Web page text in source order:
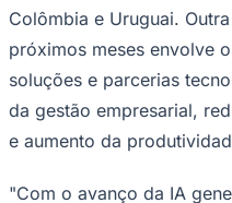
Colômbia e Uruguai.
próximos meses envolve
soluções e parcerias
da gestão empresarial,
e aumento da
"Com o avanço da IA